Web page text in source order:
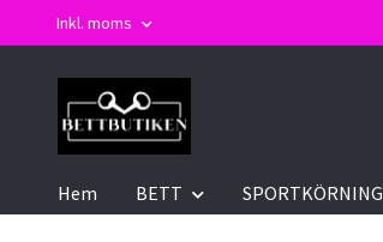
Inkl. moms
Hem BETT SPORTKÖRNING